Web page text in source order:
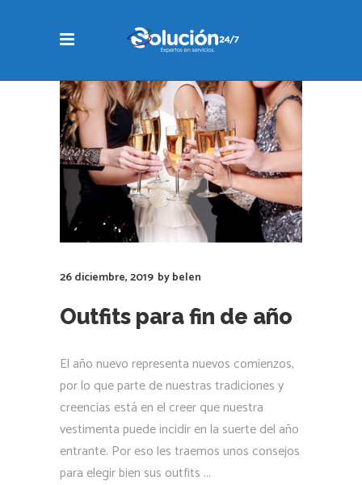
26 diciembre, 2019 bybelen
Outfits para fin de año
El año nuevo representa nuevos comienzos,
por lo que parte de nuestras tradiciones y
creencias está en el creer que nuestra
vestimenta puede incidir en la suerte del año
entrante. Por eso les traemos unos consejos
para elegir bien sus outfits